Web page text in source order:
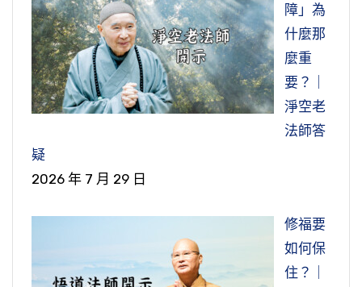
障」為
什麼那
麼重
要？｜
淨空老
法師答
疑
2026 年 7 月 29 日
修福要
如何保
住？｜